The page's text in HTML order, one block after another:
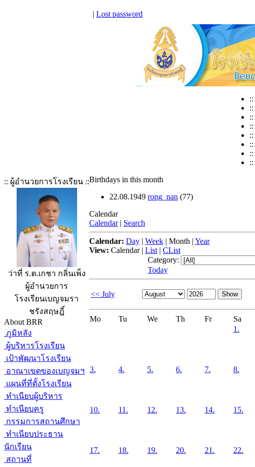
| Lost password
::
::
::
::
::
::
::
::
:: ผู้อำนวยการโรงเรียน ::
ว่าที่ ร.ต.เกชา กลิ่นเพ็ง
ผู้อำนวยการ
โรงเรียนเบญจมรา
ชรังสฤษฎิ์
About BRR
ภูมิหลัง
ผู้บริหารโรงเรียน
เป้าพัฒนาโรงเรียน
อาณาเขตของเบญจมฯ
แผนที่ที่ตั้งโรงเรียน
ทำเนียบผู้บริหาร
ทำเนียบครู
กรรมการสถานศึกษา
ทำเนียบประธาน
นักเรียน
สถานที่
Birthdays in this month
22.08.1949 rong_nan (77)
Calendar
Calendar | Search
Calendar: Day | Week | Month | Year
View: Calendar| List | CList
Category:
Today
<< July
Mo Tu We Th Fr Sa
1.
3. 4. 5. 6. 7. 8.
10. 11. 12. 13. 14. 15.
17. 18. 19. 20. 21. 22.